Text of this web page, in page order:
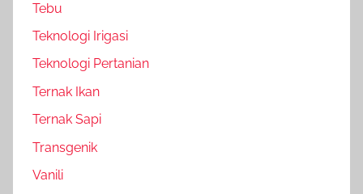
Tebu
Teknologi Irigasi
Teknologi Pertanian
Ternak Ikan
Ternak Sapi
Transgenik
Vanili